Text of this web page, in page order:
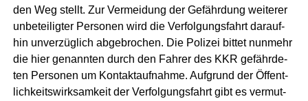
den Weg stellt. Zur Ver­mei­dung der Gefähr­dung wei­te­rer
unbe­tei­lig­ter Per­so­nen wird die Ver­fol­gungs­fahrt dar­auf­
hin unver­züg­lich abge­bro­chen. Die Poli­zei bit­tet nun­mehr
die hier genann­ten durch den Fah­rer des KKR gefähr­de­
ten Per­so­nen um Kon­takt­auf­nah­me. Auf­grund der Öffent­
lich­keits­wirk­sam­keit der Ver­fol­gungs­fahrt gibt es ver­mut­